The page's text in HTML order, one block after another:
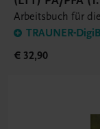
Arbeitsbuch für
TRAUNER-
€ 32,90